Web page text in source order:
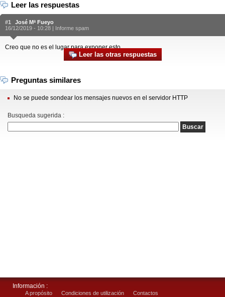
Leer las respuestas
#1
José Mª Fueyo
16/12/2019 - 10:28 | Informe spam
Creo que no es el lugar para exponer esto...
Leer las otras respuestas
Preguntas similares
No se puede sondear los mensajes nuevos en el servidor HTTP
Busqueda sugerida :
Información :
A propósito Condiciones de utilización Contactos